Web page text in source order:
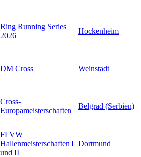
Ring Running Series
2026
Hockenheim
DM Cross Weinstadt
Cross-
Europameisterschaften
Belgrad (Serbien)
FLVW
Hallenmeisterschaften I
und II
Dortmund